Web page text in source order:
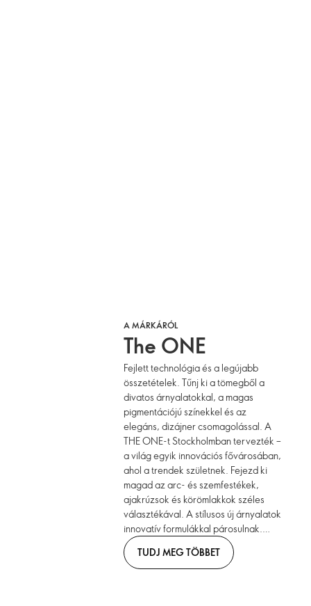
A MÁRKÁRÓL
The ONE
Fejlett technológia és a legújabb
összetételek. Tűnj ki a tömegből a
divatos árnyalatokkal, a magas
pigmentációjú színekkel és az
elegáns, dizájner csomagolással. A
THE ONE-t Stockholmban tervezték –
a világ egyik innovációs fővárosában,
ahol a trendek születnek. Fejezd ki
magad az arc- és szemfestékek,
ajakrúzsok és körömlakkok széles
választékával. A stílusos új árnyalatok
innovatív formulákkal párosulnak.
Gyerünk!
TUDJ MEG TÖBBET